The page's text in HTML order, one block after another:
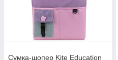
Сумка-шопер Kite Education